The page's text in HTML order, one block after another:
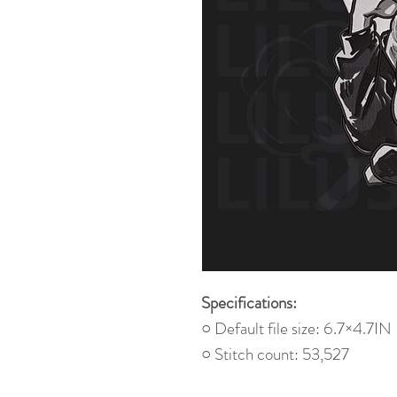
Specifications:
○ Default file size: 6.7×4.7IN
○ Stitch count: 53,527